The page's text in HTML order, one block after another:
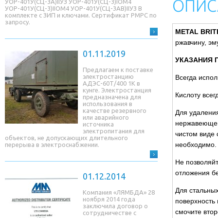
УОР-401У(СЦ-3A)IIУЗ УОР-401У(СЦ-3)IОМ4
УОР-401У(СЦ-3)IIОМ4 УОР-401У(СЦ-3AB)IIУЗ В
комплекте с ЗИП и ключами. Сертификат РМРС по
запросу.
01.11.2019
Предлагаем к поставке
электростанцию
АДЭС-60Т/400 1К в
кунге. Электростанция
предназначена для
использования в
качестве резервного
или аварийного
источника
электропитания для
объектов, не допускающих длительного
перерыва в электроснабжении.
01.12.2014
Компания «ЛЯМБДА» 28
ноября 2014 года
заключила договор о
сотрудничестве с
METAL
ржавчину,
УКАЗАНИЯ
Всегда
Кислоту
Для
чистом виде
необходимо.
Не
отложения
Для
смочите